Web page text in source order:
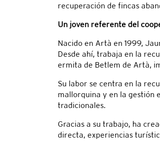
recuperación de fincas
Un joven referente del
Nacido en Artà en 1999,
Desde ahí, trabaja en la
ermita de Betlem de Artà,
Su labor se centra en la
mallorquina y en la gestión
tradicionales.
Gracias a su trabajo, ha
directa, experiencias